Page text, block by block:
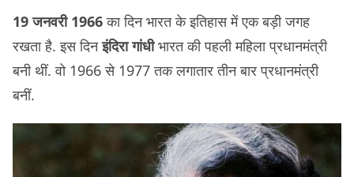
19 जनवरी 1966का दिन भारत के इतिहास में एक बड़ी जगह
रखता है. इस दिनइंदिरा गांधीभारत की पहली महिला प्रधानमंत्री
बनी थीं. वो 1966 से 1977 तक लगातार तीन बार प्रधानमंत्री
बनीं.